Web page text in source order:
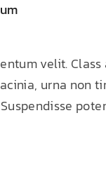
velit.
urna non